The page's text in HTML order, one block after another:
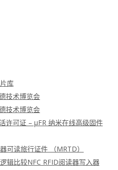
库
技术博览会
技术博览会
许可证 – μFR 纳米在线高级固件
可读旅行证件 （MRTD）
辑比较NFC RFID阅读器写入器